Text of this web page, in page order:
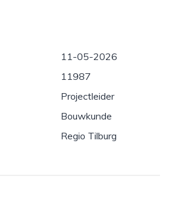
11-05-2026
11987
Projectleider
Bouwkunde
Regio Tilburg